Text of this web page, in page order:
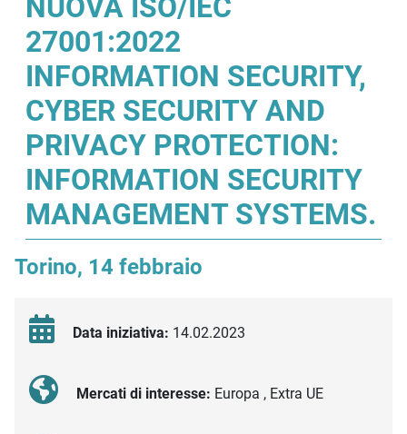
NUOVA ISO/IEC
27001:2022
INFORMATION SECURITY,
CYBER SECURITY AND
PRIVACY PROTECTION:
INFORMATION SECURITY
MANAGEMENT SYSTEMS.
Torino, 14 febbraio
Data iniziativa: 14.02.2023
Mercati di interesse: Europa , Extra UE